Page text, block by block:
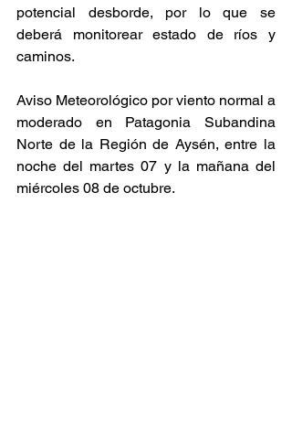
potencial desborde, por lo que se
deberá monitorear estado de ríos y
caminos.
Aviso Meteorológico por viento normal a
moderado en Patagonia Subandina
Norte de la Región de Aysén, entre la
noche del martes 07 y la mañana del
miércoles 08 de octubre.